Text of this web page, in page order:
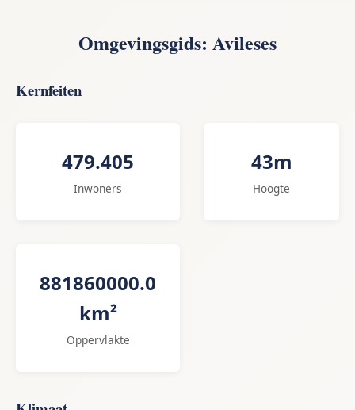
Omgevingsgids: Avileses
Kernfeiten
479.405
Inwoners
43m
Hoogte
881860000.0
km²
Oppervlakte